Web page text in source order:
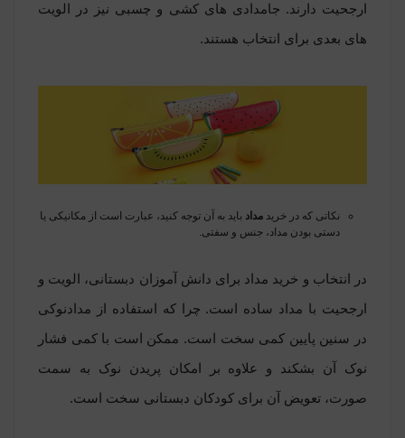
ارجحیت دارند. جامدادی های کشی و چسبی نیز در الویت
های بعدی برای انتخاب هستند.
نکاتی که در خرید مداد باید به آن توجه کنید، عبارت است از مکانیکی یا
دستی بودن مداد، جنس و سفتی.
در انتخاب و خرید مداد برای دانش آموزان دبستانی، الویت و
ارجحیت با مداد ساده است. چرا که استفاده از مدادنوکی
در سنین پایین کمی سخت است. ممکن است با کمی فشار
نوک آن بشکند و علاوه بر امکان پریدن نوک به سمت
صورت، تعویض آن برای کودکان دبستانی سخت است.